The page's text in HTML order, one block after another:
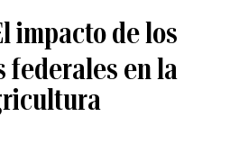
impacto de los
federales en la